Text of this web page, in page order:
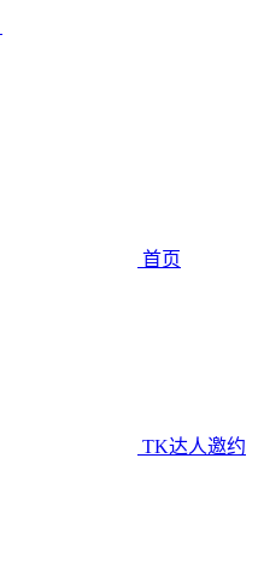
首页
TK达人邀约